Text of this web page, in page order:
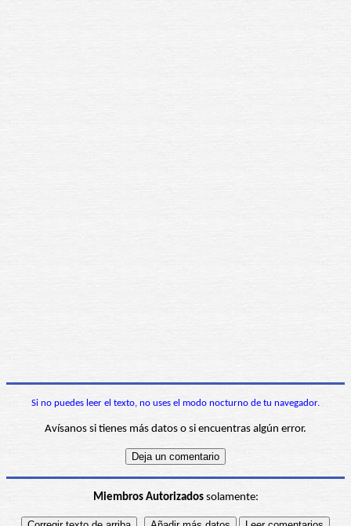
Si no puedes leer el texto, no uses el modo nocturno de tu navegador.
Avísanos si tienes más datos o si encuentras algún error.
Miembros Autorizadossolamente: